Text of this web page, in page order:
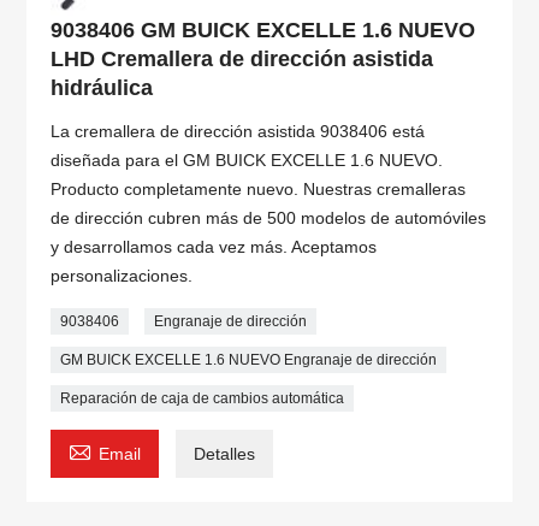
9038406 GM BUICK EXCELLE 1.6 NUEVO
LHD Cremallera de dirección asistida
hidráulica
La cremallera de dirección asistida 9038406 está
diseñada para el GM BUICK EXCELLE 1.6 NUEVO.
Producto completamente nuevo. Nuestras cremalleras
de dirección cubren más de 500 modelos de automóviles
y desarrollamos cada vez más. Aceptamos
personalizaciones.
9038406 Engranaje de dirección
GM BUICK EXCELLE 1.6 NUEVO Engranaje de dirección
Reparación de caja de cambios automática
 Email Detalles